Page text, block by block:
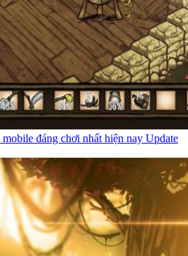
đáng chơi nhất hiện nay Update